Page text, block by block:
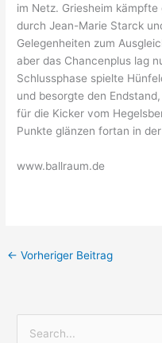
im Netz. Griesheim
durch Jean-Marie Starck
Gelegenheiten zum
aber das Chancenplus lag
Schlussphase spielte
und besorgte den
für die Kicker vom
Punkte glänzen fortan in
www.ballraum.de
← Vorheriger Beitrag